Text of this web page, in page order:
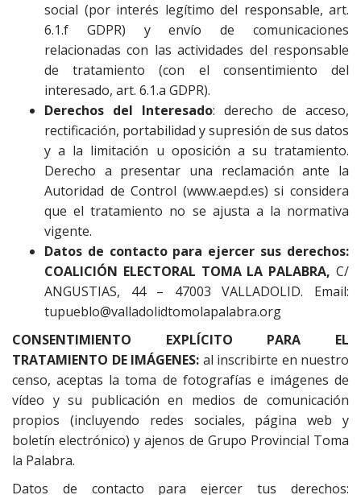
social (por interés legítimo del responsable, art.
6.1.f GDPR) y envío de comunicaciones
relacionadas con las actividades del responsable
de tratamiento (con el consentimiento del
interesado, art. 6.1.a GDPR).
Derechos del Interesado: derecho de acceso,
rectificación, portabilidad y supresión de sus datos
y a la limitación u oposición a su tratamiento.
Derecho a presentar una reclamación ante la
Autoridad de Control (www.aepd.es) si considera
que el tratamiento no se ajusta a la normativa
vigente.
Datos de contacto para ejercer sus derechos:
COALICIÓN ELECTORAL TOMA LA PALABRA, C/
ANGUSTIAS, 44 – 47003 VALLADOLID. Email:
tupueblo@valladolidtomolapalabra.org
CONSENTIMIENTO EXPLÍCITO PARA EL
TRATAMIENTO DE IMÁGENES: al inscribirte en nuestro
censo, aceptas la toma de fotografías e imágenes de
vídeo y su publicación en medios de comunicación
propios (incluyendo redes sociales, página web y
boletín electrónico) y ajenos de Grupo Provincial Toma
la Palabra.
Datos de contacto para ejercer tus derechos: